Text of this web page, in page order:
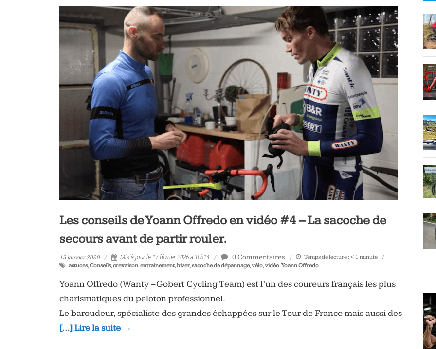
Les conseils de Yoann Offredo en vidéo #4 – La sacoche de
secours avant de partir rouler.
13 janvier 2020 Mis à jour le 17 février 2026 à 10h14 0 Commentaires Temps de lecture : < 1 minute
astuces,Conseils,crevaison,entrainement,hiver,sacoche de dépannage,vélo,vidéo,Yoann Offredo
Yoann Offredo (Wanty – Gobert Cycling Team) est l’un des coureurs français les plus
charismatiques du peloton professionnel.
Le baroudeur, spécialiste des grandes échappées sur le Tour de France mais aussi des
[…] Lire la suite →